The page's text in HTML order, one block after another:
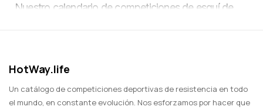
Nuestro calendario de competiciones de esquí de
participantes deben superar rutas alpinas con
obstáculos naturales y artificiales. También hay
pruebas de freeride, lo que brinda a los deportistas la
HotWay.life
Un catálogo de competiciones deportivas de resistencia en todo
el mundo, en constante evolución. Nos esforzamos por hacer que